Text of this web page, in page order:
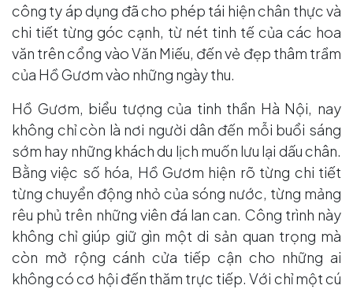
công ty áp dụng đã cho phép tái hiện chân thực và
chi tiết từng góc cạnh, từ nét tinh tế của các hoa
văn trên cổng vào Văn Miếu, đến vẻ đẹp thâm trầm
của Hồ Gươm vào những ngày thu.
Hồ Gươm, biểu tượng của tinh thần Hà Nội, nay
không chỉ còn là nơi người dân đến mỗi buổi sáng
sớm hay những khách du lịch muốn lưu lại dấu chân.
Bằng việc số hóa, Hồ Gươm hiện rõ từng chi tiết
từng chuyển động nhỏ của sóng nước, từng mảng
rêu phủ trên những viên đá lan can. Công trình này
không chỉ giúp giữ gìn một di sản quan trọng mà
còn mở rộng cánh cửa tiếp cận cho những ai
không có cơ hội đến thăm trực tiếp. Với chỉ một cú